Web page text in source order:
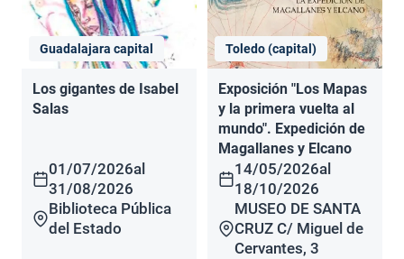
Guadalajara capital
Los gigantes de Isabel
Salas
01/07/2026al
31/08/2026
Biblioteca Pública
del Estado
Toledo (capital)
Exposición "Los Mapas
y la primera vuelta al
mundo". Expedición de
Magallanes y Elcano
14/05/2026al
18/10/2026
MUSEO DE SANTA
CRUZ C/ Miguel de
Cervantes, 3